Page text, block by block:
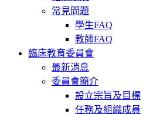
常見問題
學生FAQ
教師FAQ
臨床教育委員會
最新消息
委員會簡介
設立宗旨及目標
任務及組織成員